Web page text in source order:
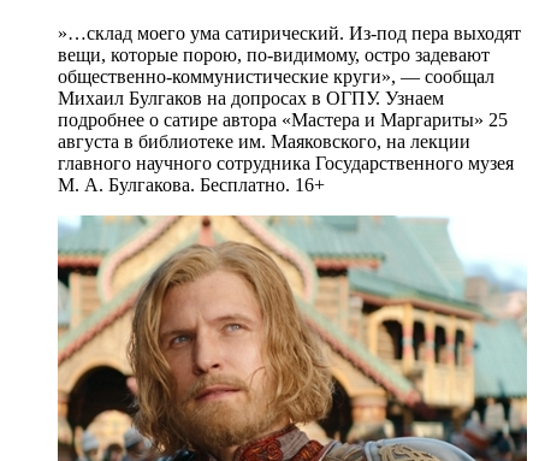
»…склад моего ума сатирический. Из-под пера выходят
вещи, которые порою, по-видимому, остро задевают
общественно-коммунистические круги», — сообщал
Михаил Булгаков на допросах в ОГПУ. Узнаем
подробнее о сатире автора «Мастера и Маргариты» 25
августа в библиотеке им. Маяковского, на лекции
главного научного сотрудника Государственного музея
М. А. Булгакова. Бесплатно. 16+